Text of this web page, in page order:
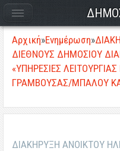
Αρχική»Ενημέρωση»
ΔΙΕΘΝΟΥΣ ΔΗΜΟΣΙΟΥ
«ΥΠΗΡΕΣΙΕΣ
ΓΡΑΜΒΟΥΣΑΣ/ΜΠΑΛΟΥ
ΔΙΑΚΗΡΥΞΗ ΑΝΟΙΚΤΟΥ